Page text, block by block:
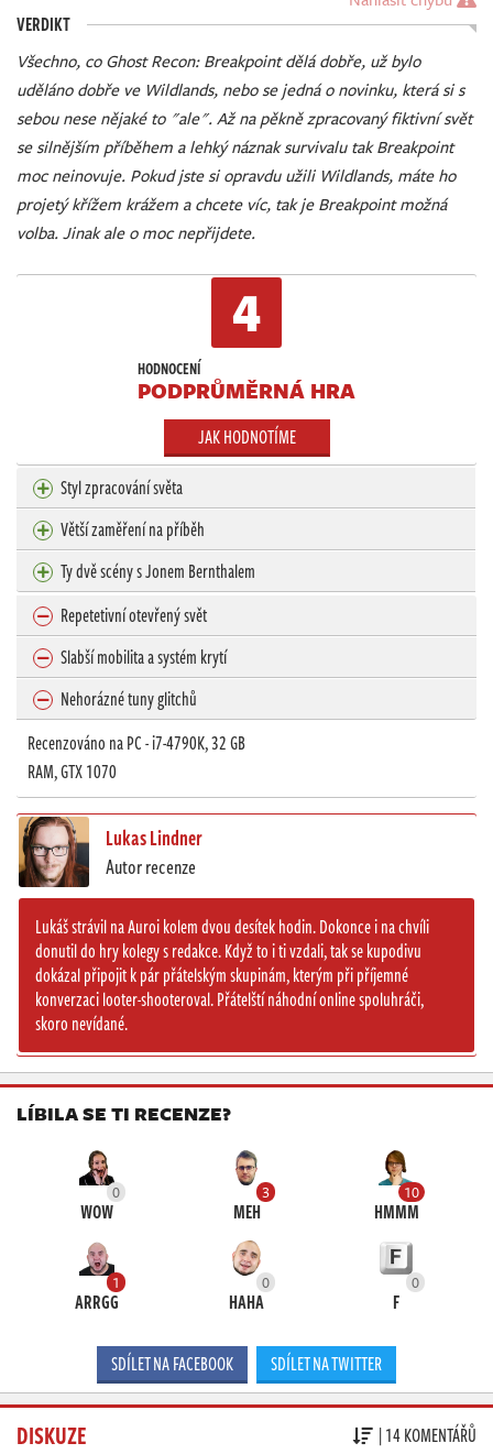
VERDIKT
Všechno, co Ghost Recon: Breakpoint dělá dobře, už bylo
uděláno dobře ve Wildlands, nebo se jedná o novinku, která si s
sebou nese nějaké to "ale". Až na pěkně zpracovaný fiktivní svět
se silnějším příběhem a lehký náznak survivalu tak Breakpoint
moc neinovuje. Pokud jste si opravdu užili Wildlands, máte ho
projetý křížem krážem a chcete víc, tak je Breakpoint možná
volba. Jinak ale o moc nepřijdete.
4
HODNOCENÍ
PODPRŮMĚRNÁ HRA
JAK HODNOTÍME
Styl zpracování světa
Větší zaměření na příběh
Ty dvě scény s Jonem Bernthalem
Repetetivní otevřený svět
Slabší mobilita a systém krytí
Nehorázné tuny glitchů
Recenzováno na PC - i7-4790K, 32 GB
RAM, GTX 1070
Lukas Lindner
Autor recenze
Lukáš strávil na Auroi kolem dvou desítek hodin. Dokonce i na chvíli
donutil do hry kolegy s redakce. Když to i ti vzdali, tak se kupodivu
dokázal připojit k pár přátelským skupinám, kterým při příjemné
konverzaci looter-shooteroval. Přátelští náhodní online spoluhráči,
skoro nevídané.
LÍBILA SE TI RECENZE?
0
WOW
3
MEH
10
HMMM
1
ARRGG
0
HAHA
0
F
SDÍLET NA FACEBOOK SDÍLET NA TWITTER
DISKUZE | 14 KOMENTÁŘŮ